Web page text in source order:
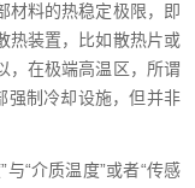
材料的热稳定极限，即
热装置，比如散热片或
，在极端高温区，所谓
强制冷却设施，但并非
“介质温度”或者“传感